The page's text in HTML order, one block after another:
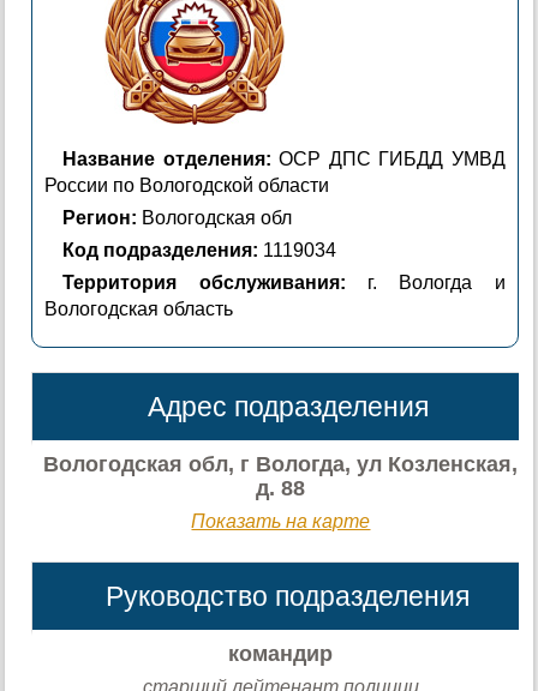
Название отделения: ОСР ДПС ГИБДД УМВД
России по Вологодской области
Регион: Вологодская обл
Код подразделения: 1119034
Территория обслуживания: г. Вологда и
Вологодская область
Адрес подразделения
Вологодская обл, г Вологда, ул Козленская,
д. 88
Показать на карте
Руководство подразделения
командир
старший лейтенант полиции